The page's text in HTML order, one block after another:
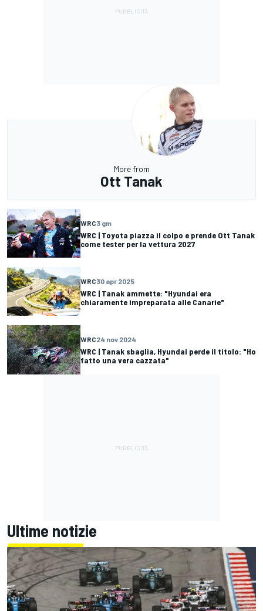
More from
Ott Tanak
WRC3 gm
WRC | Toyota piazza il colpo e prende Ott Tanak
come tester per la vettura 2027
WRC30 apr 2025
WRC | Tanak ammette: "Hyundai era
chiaramente impreparata alle Canarie"
WRC24 nov 2024
WRC | Tanak sbaglia, Hyundai perde il titolo: "Ho
fatto una vera cazzata"
Ultime notizie